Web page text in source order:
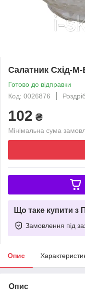
Салатник Схід-
Готово до відправки
Код: 0026876
102 ₴
Мінімальна сума
Що таке купити з
Замовлення під
Опис
Опис